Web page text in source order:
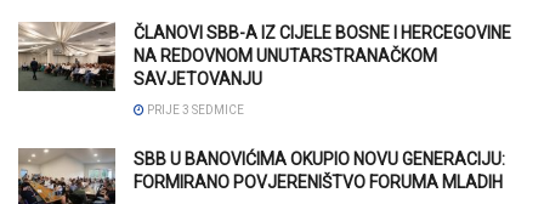
ČLANOVI SBB-A IZ CIJELE BOSNE I HERCEGOVINE
NA REDOVNOM UNUTARSTRANAČKOM
SAVJETOVANJU
PRIJE 3 SEDMICE
SBB U BANOVIĆIMA OKUPIO NOVU GENERACIJU:
FORMIRANO POVJERENIŠTVO FORUMA MLADIH